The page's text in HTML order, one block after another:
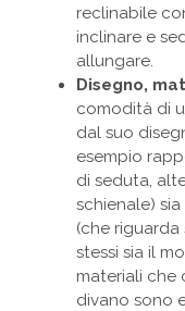
reclinabile
inclinare e
allungare.
Disegno,
comodità di
dal suo
esempio
di seduta,
schienale)
(che
stessi sia il
materiali che
divano sono